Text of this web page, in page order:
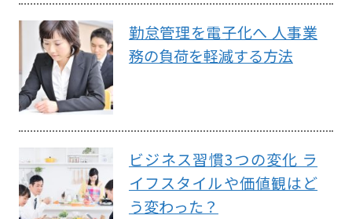
勤怠管理を電子化へ 人事業
務の負荷を軽減する方法
ビジネス習慣3つの変化 ラ
イフスタイルや価値観はど
う変わった？